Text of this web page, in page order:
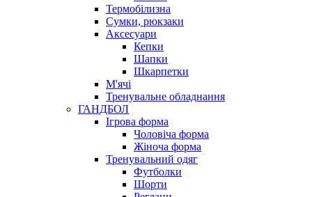
Термобілизна
Сумки, рюкзаки
Аксесуари
Кепки
Шапки
Шкарпетки
М'ячі
Тренувальне обладнання
ГАНДБОЛ
Ігрова форма
Чоловіча форма
Жіноча форма
Тренувальний одяг
Футболки
Шорти